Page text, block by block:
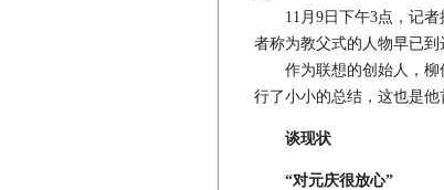
11月9日下午3点，记者
者称为教父式的人物早已到
作为联想的创始人，柳
行了小小的总结，这也是他
谈现状
“对元庆很放心”